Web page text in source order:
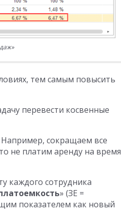
тем самым повысить
перевести косвенные
сокращаем все
не платим аренду на время
каждого сотрудника
» (ЗЕ =
показателем как новый